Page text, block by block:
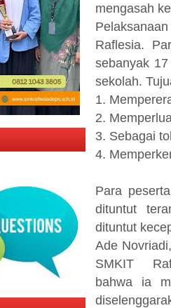
mengasah
Raflesia.
sebanyak
sekolah.
1.
2.
3. Sebagai
4.
Para
dituntut
dituntut
Ade
SMKIT
bahwa ia